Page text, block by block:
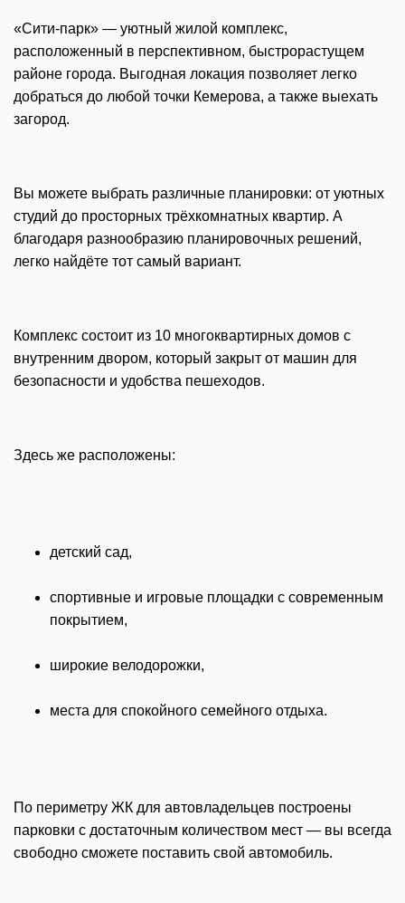
«Сити-парк» — уютный жилой комплекс,
расположенный в перспективном, быстрорастущем
районе города. Выгодная локация позволяет легко
добраться до любой точки Кемерова, а также выехать
загород.
Вы можете выбрать различные планировки: от уютных
студий до просторных трёхкомнатных квартир. А
благодаря разнообразию планировочных решений,
легко найдёте тот самый вариант.
Комплекс состоит из 10 многоквартирных домов с
внутренним двором, который закрыт от машин для
безопасности и удобства пешеходов.
Здесь же расположены:
детский сад,
спортивные и игровые площадки с современным
покрытием,
широкие велодорожки,
места для спокойного семейного отдыха.
По периметру ЖК для автовладельцев построены
парковки с достаточным количеством мест — вы всегда
свободно сможете поставить свой автомобиль.